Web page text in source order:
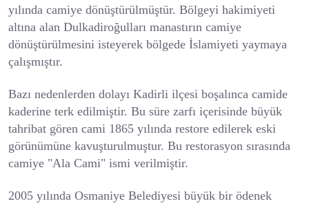
yılında camiye dönüştürülmüştür. Bölgeyi hakimiyeti
altına alan Dulkadiroğulları manastırın camiye
dönüştürülmesini isteyerek bölgede İslamiyeti yaymaya
çalışmıştır.
Bazı nedenlerden dolayı Kadirli ilçesi boşalınca camide
kaderine terk edilmiştir. Bu süre zarfı içerisinde büyük
tahribat gören cami 1865 yılında restore edilerek eski
görünümüne kavuşturulmuştur. Bu restorasyon sırasında
camiye "Ala Cami" ismi verilmiştir.
2005 yılında Osmaniye Belediyesi büyük bir ödenek